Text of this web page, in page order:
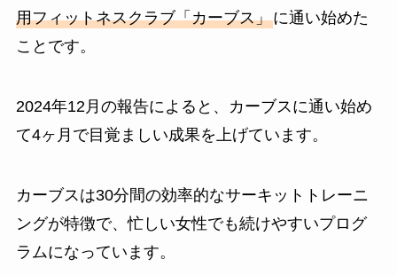
用フィットネスクラブ「カーブス」に通い始めた
ことです。
2024年12月の報告によると、カーブスに通い始め
て4ヶ月で目覚ましい成果を上げています。
カーブスは30分間の効率的なサーキットトレーニ
ングが特徴で、忙しい女性でも続けやすいプログ
ラムになっています。